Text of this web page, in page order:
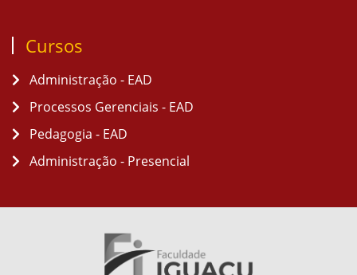
Cursos
Administração - EAD
Processos Gerenciais - EAD
Pedagogia - EAD
Administração - Presencial